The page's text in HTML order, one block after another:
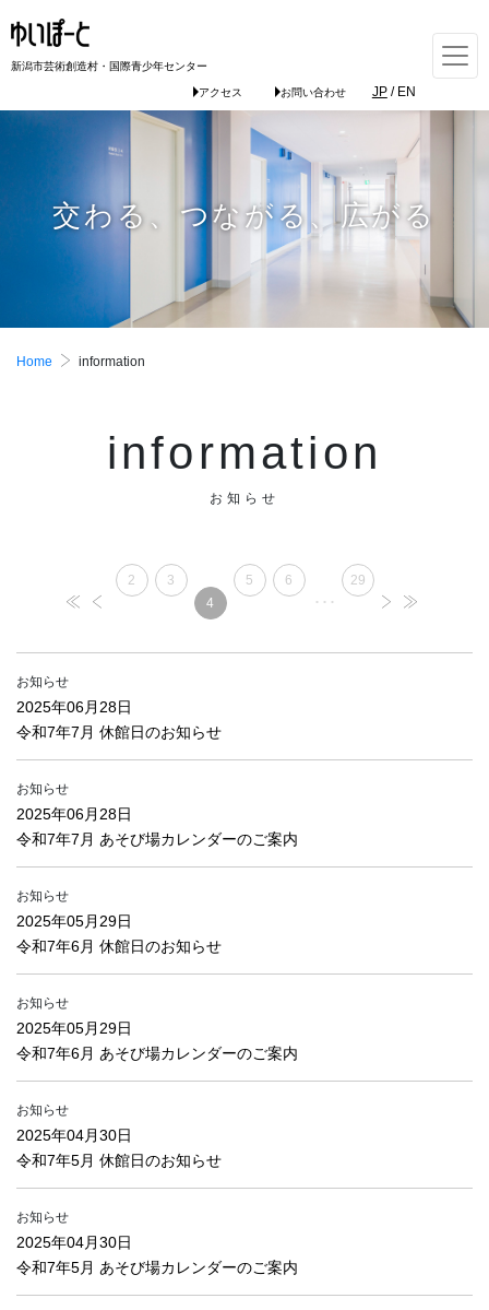
交わる、つながる、広がる
新潟市芸術創造村・国際青少年センター
アクセス お問い合わせ JP/ EN
Home information
information
お知らせ
2
3
4
5 6
･･･
29
お知らせ
2025年06月28日
令和7年7月 休館日のお知らせ
お知らせ
2025年06月28日
令和7年7月 あそび場カレンダーのご案内
お知らせ
2025年05月29日
令和7年6月 休館日のお知らせ
お知らせ
2025年05月29日
令和7年6月 あそび場カレンダーのご案内
お知らせ
2025年04月30日
令和7年5月 休館日のお知らせ
お知らせ
2025年04月30日
令和7年5月 あそび場カレンダーのご案内